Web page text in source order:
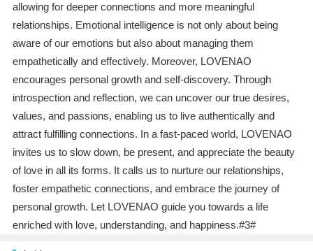
allowing for deeper connections and more meaningful
relationships. Emotional intelligence is not only about being
aware of our emotions but also about managing them
empathetically and effectively. Moreover, LOVENAO
encourages personal growth and self-discovery. Through
introspection and reflection, we can uncover our true desires,
values, and passions, enabling us to live authentically and
attract fulfilling connections. In a fast-paced world, LOVENAO
invites us to slow down, be present, and appreciate the beauty
of love in all its forms. It calls us to nurture our relationships,
foster empathetic connections, and embrace the journey of
personal growth. Let LOVENAO guide you towards a life
enriched with love, understanding, and happiness.#3#